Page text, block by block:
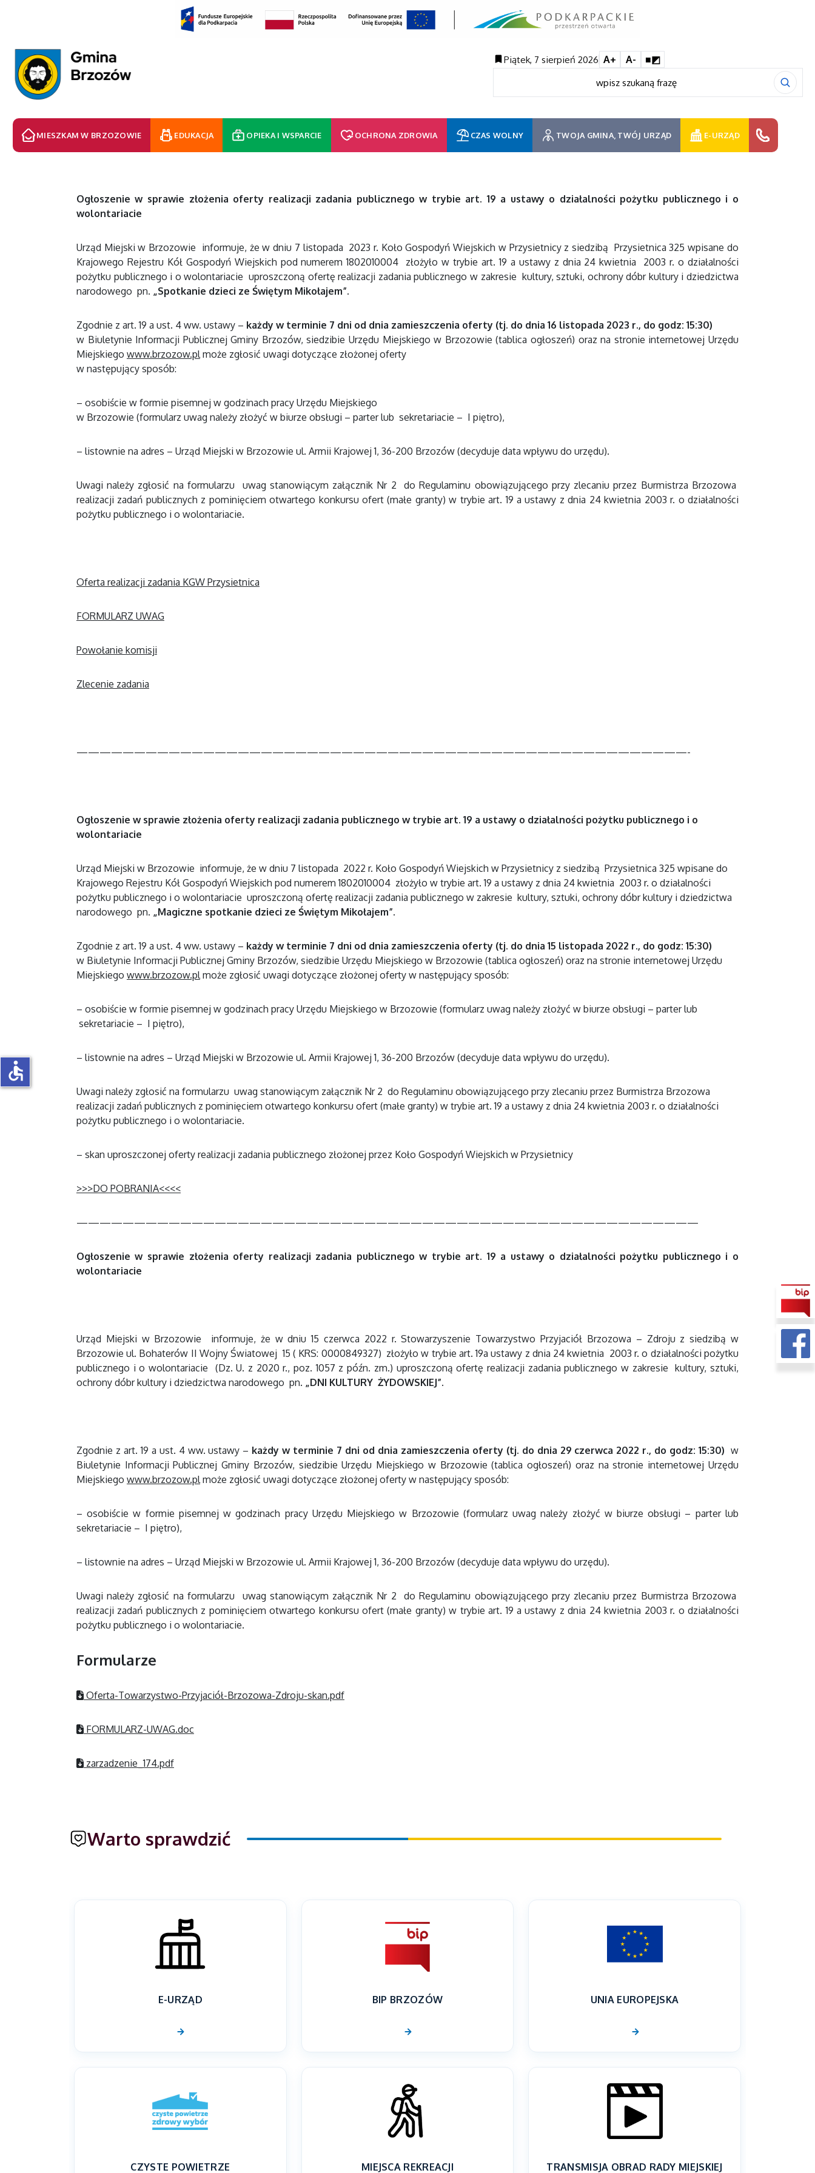
Piątek, 7 sierpień 2026 A+ A- ■◩
MIESZKAM W BRZOZOWIE EDUKACJA OPIEKA I WSPARCIE OCHRONA ZDROWIA CZAS WOLNY TWOJA GMINA, TWÓJ URZĄD E-URZĄD
Ogłoszenie w sprawie złożenia oferty realizacji zadania publicznego w trybie art. 19 a ustawy o działalności pożytku publicznego i o
wolontariacie
Urząd Miejski w Brzozowie informuje, że w dniu 7 listopada 2023 r. Koło Gospodyń Wiejskich w Przysietnicy z siedzibą Przysietnica 325 wpisane do
Krajowego Rejestru Kół Gospodyń Wiejskich pod numerem 1802010004 złożyło w trybie art. 19 a ustawy z dnia 24 kwietnia 2003 r. o działalności
pożytku publicznego i o wolontariacie uproszczoną ofertę realizacji zadania publicznego w zakresie kultury, sztuki, ochrony dóbr kultury i dziedzictwa
narodowego pn. „Spotkanie dzieci ze Świętym Mikołajem”.
Zgodnie z art. 19 a ust. 4 ww. ustawy – każdy w terminie 7 dni od dnia zamieszczenia oferty (tj. do dnia 16 listopada 2023 r., do godz: 15:30)
w Biuletynie Informacji Publicznej Gminy Brzozów, siedzibie Urzędu Miejskiego w Brzozowie (tablica ogłoszeń) oraz na stronie internetowej Urzędu
Miejskiego www.brzozow.plmoże zgłosić uwagi dotyczące złożonej oferty
w następujący sposób:
– osobiście w formie pisemnej w godzinach pracy Urzędu Miejskiego
w Brzozowie (formularz uwag należy złożyć w biurze obsługi – parter lub sekretariacie – I piętro),
– listownie na adres – Urząd Miejski w Brzozowie ul. Armii Krajowej 1, 36-200 Brzozów (decyduje data wpływu do urzędu).
Uwagi należy zgłosić na formularzu uwag stanowiącym załącznik Nr 2 do Regulaminu obowiązującego przy zlecaniu przez Burmistrza Brzozowa
realizacji zadań publicznych z pominięciem otwartego konkursu ofert (małe granty) w trybie art. 19 a ustawy z dnia 24 kwietnia 2003 r. o działalności
pożytku publicznego i o wolontariacie.
Oferta realizacji zadania KGW Przysietnica
FORMULARZ UWAG
Powołanie komisji
Zlecenie zadania
—————————————————————————————————————————————————————-
Ogłoszenie w sprawie złożenia oferty realizacji zadania publicznego w trybie art. 19 a ustawy o działalności pożytku publicznego i o
wolontariacie
Urząd Miejski w Brzozowie informuje, że w dniu 7 listopada 2022 r. Koło Gospodyń Wiejskich w Przysietnicy z siedzibą Przysietnica 325 wpisane do
Krajowego Rejestru Kół Gospodyń Wiejskich pod numerem 1802010004 złożyło w trybie art. 19 a ustawy z dnia 24 kwietnia 2003 r. o działalności
pożytku publicznego i o wolontariacie uproszczoną ofertę realizacji zadania publicznego w zakresie kultury, sztuki, ochrony dóbr kultury i dziedzictwa
narodowego pn. „Magiczne spotkanie dzieci ze Świętym Mikołajem”.
Zgodnie z art. 19 a ust. 4 ww. ustawy – każdy w terminie 7 dni od dnia zamieszczenia oferty (tj. do dnia 15 listopada 2022 r., do godz: 15:30)
w Biuletynie Informacji Publicznej Gminy Brzozów, siedzibie Urzędu Miejskiego w Brzozowie (tablica ogłoszeń) oraz na stronie internetowej Urzędu
Miejskiego www.brzozow.plmoże zgłosić uwagi dotyczące złożonej oferty w następujący sposób:
– osobiście w formie pisemnej w godzinach pracy Urzędu Miejskiego w Brzozowie (formularz uwag należy złożyć w biurze obsługi – parter lub
sekretariacie – I piętro),
– listownie na adres – Urząd Miejski w Brzozowie ul. Armii Krajowej 1, 36-200 Brzozów (decyduje data wpływu do urzędu).
Uwagi należy zgłosić na formularzu uwag stanowiącym załącznik Nr 2 do Regulaminu obowiązującego przy zlecaniu przez Burmistrza Brzozowa
realizacji zadań publicznych z pominięciem otwartego konkursu ofert (małe granty) w trybie art. 19 a ustawy z dnia 24 kwietnia 2003 r. o działalności
pożytku publicznego i o wolontariacie.
– skan uproszczonej oferty realizacji zadania publicznego złożonej przez Koło Gospodyń Wiejskich w Przysietnicy
>>>DO POBRANIA<<<<
——————————————————————————————————————————————————————
Ogłoszenie w sprawie złożenia oferty realizacji zadania publicznego w trybie art. 19 a ustawy o działalności pożytku publicznego i o
wolontariacie
Urząd Miejski w Brzozowie informuje, że w dniu 15 czerwca 2022 r. Stowarzyszenie Towarzystwo Przyjaciół Brzozowa – Zdroju z siedzibą w
Brzozowie ul. Bohaterów II Wojny Światowej 15 ( KRS: 0000849327) złożyło w trybie art. 19a ustawy z dnia 24 kwietnia 2003 r. o działalności pożytku
publicznego i o wolontariacie (Dz. U. z 2020 r., poz. 1057 z późn. zm.) uproszczoną ofertę realizacji zadania publicznego w zakresie kultury, sztuki,
ochrony dóbr kultury i dziedzictwa narodowego pn. „DNI KULTURY ŻYDOWSKIEJ”.
Zgodnie z art. 19 a ust. 4 ww. ustawy – każdy w terminie 7 dni od dnia zamieszczenia oferty (tj. do dnia 29 czerwca 2022 r., do godz: 15:30) w
Biuletynie Informacji Publicznej Gminy Brzozów, siedzibie Urzędu Miejskiego w Brzozowie (tablica ogłoszeń) oraz na stronie internetowej Urzędu
Miejskiego www.brzozow.plmoże zgłosić uwagi dotyczące złożonej oferty w następujący sposób:
– osobiście w formie pisemnej w godzinach pracy Urzędu Miejskiego w Brzozowie (formularz uwag należy złożyć w biurze obsługi – parter lub
sekretariacie – I piętro),
– listownie na adres – Urząd Miejski w Brzozowie ul. Armii Krajowej 1, 36-200 Brzozów (decyduje data wpływu do urzędu).
Uwagi należy zgłosić na formularzu uwag stanowiącym załącznik Nr 2 do Regulaminu obowiązującego przy zlecaniu przez Burmistrza Brzozowa
realizacji zadań publicznych z pominięciem otwartego konkursu ofert (małe granty) w trybie art. 19 a ustawy z dnia 24 kwietnia 2003 r. o działalności
pożytku publicznego i o wolontariacie.
Formularze
Oferta-Towarzystwo-Przyjaciół-Brzozowa-Zdroju-skan.pdf
FORMULARZ-UWAG.doc
zarzadzenie_174.pdf
Warto sprawdzić
E-URZĄD BIP BRZOZÓW UNIA EUROPEJSKA
CZYSTE POWIETRZE MIEJSCA REKREACJI TRANSMISJA OBRAD RADY MIEJSKIEJ
accessible